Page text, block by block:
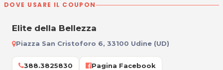
DOVE USARE IL COUPON
Elite della Bellezza
Piazza San Cristoforo 6, 33100 Udine (UD)
388.3825830 Pagina Facebook